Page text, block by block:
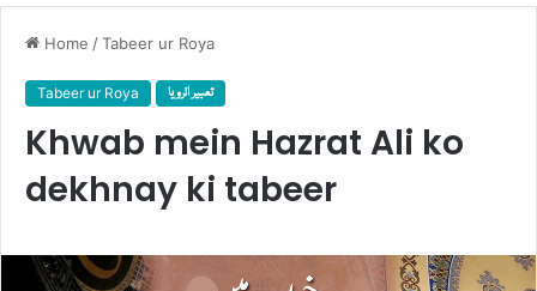
Home /Tabeer ur Roya
Tabeer ur Roya تعبیر الرویا
Khwab mein Hazrat Ali ko
dekhnay ki tabeer